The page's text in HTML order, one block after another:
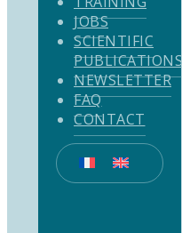
JOBS
SCIENTIFIC
PUBLICATIONS
NEWSLETTER
FAQ
CONTACT